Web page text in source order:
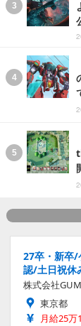
27卒・新卒/
認/土日祝休
株式会社GUM
東京都
月給25万